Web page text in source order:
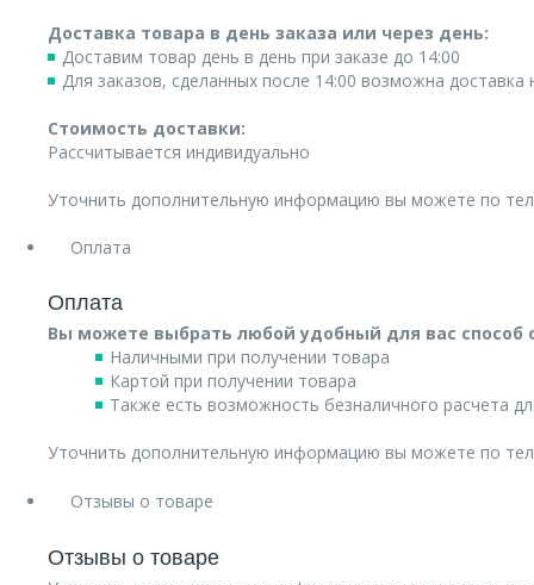
Доставка товара в день заказа или через день:
Доставим товар день в день при заказе до 14:00
Для заказов, сделанных после 14:00 возможна
Стоимость доставки:
Рассчитывается индивидуально
Уточнить дополнительную информацию вы можете по
Оплата
Оплата
Вы можете выбрать любой удобный для вас способ
Наличными при получении товара
Картой при получении товара
Также есть возможность безналичного расчета
Уточнить дополнительную информацию вы можете по
Отзывы о товаре
Отзывы о товаре